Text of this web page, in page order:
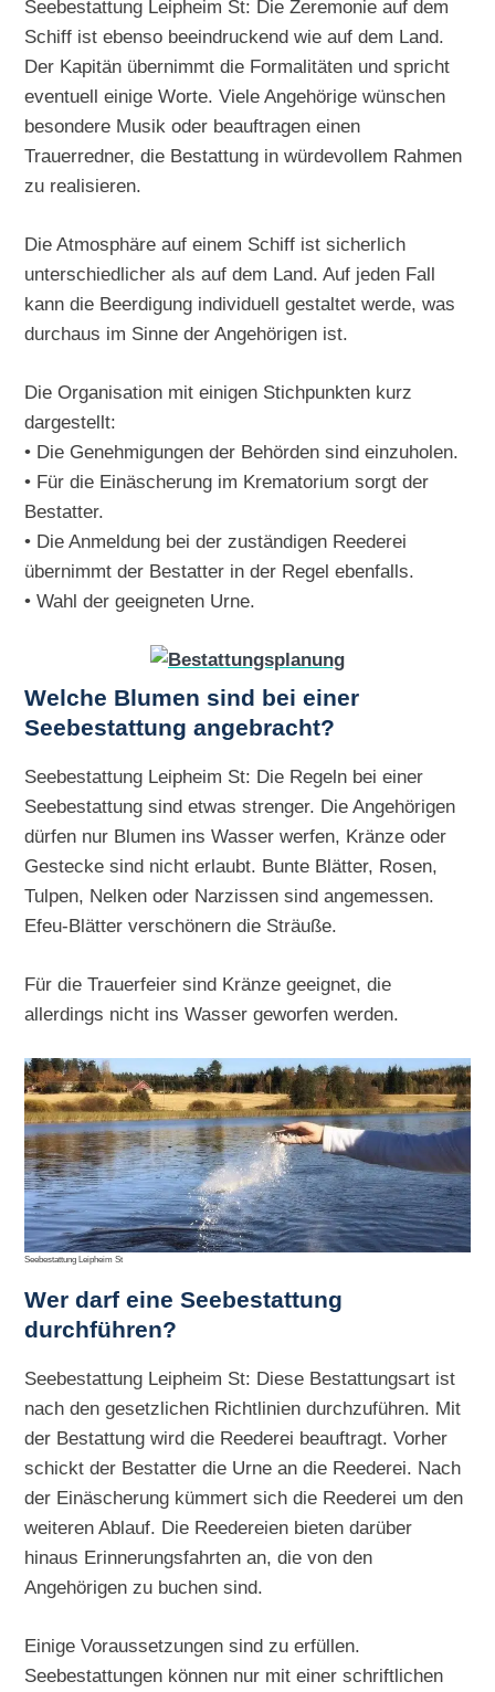
Seebestattung Leipheim St: Die Zeremonie auf dem
Schiff ist ebenso beeindruckend wie auf dem Land.
Der Kapitän übernimmt die Formalitäten und spricht
eventuell einige Worte. Viele Angehörige wünschen
besondere Musik oder beauftragen einen
Trauerredner, die Bestattung in würdevollem Rahmen
zu realisieren.
Die Atmosphäre auf einem Schiff ist sicherlich
unterschiedlicher als auf dem Land. Auf jeden Fall
kann die Beerdigung individuell gestaltet werde, was
durchaus im Sinne der Angehörigen ist.
Die Organisation mit einigen Stichpunkten kurz
dargestellt:
• Die Genehmigungen der Behörden sind einzuholen.
• Für die Einäscherung im Krematorium sorgt der
Bestatter.
• Die Anmeldung bei der zuständigen Reederei
übernimmt der Bestatter in der Regel ebenfalls.
• Wahl der geeigneten Urne.
Welche Blumen sind bei einer
Seebestattung angebracht?
Seebestattung Leipheim St: Die Regeln bei einer
Seebestattung sind etwas strenger. Die Angehörigen
dürfen nur Blumen ins Wasser werfen, Kränze oder
Gestecke sind nicht erlaubt. Bunte Blätter, Rosen,
Tulpen, Nelken oder Narzissen sind angemessen.
Efeu-Blätter verschönern die Sträuße.
Für die Trauerfeier sind Kränze geeignet, die
allerdings nicht ins Wasser geworfen werden.
Seebestattung Leipheim St
Wer darf eine Seebestattung
durchführen?
Seebestattung Leipheim St: Diese Bestattungsart ist
nach den gesetzlichen Richtlinien durchzuführen. Mit
der Bestattung wird die Reederei beauftragt. Vorher
schickt der Bestatter die Urne an die Reederei. Nach
der Einäscherung kümmert sich die Reederei um den
weiteren Ablauf. Die Reedereien bieten darüber
hinaus Erinnerungsfahrten an, die von den
Angehörigen zu buchen sind.
Einige Voraussetzungen sind zu erfüllen.
Seebestattungen können nur mit einer schriftlichen